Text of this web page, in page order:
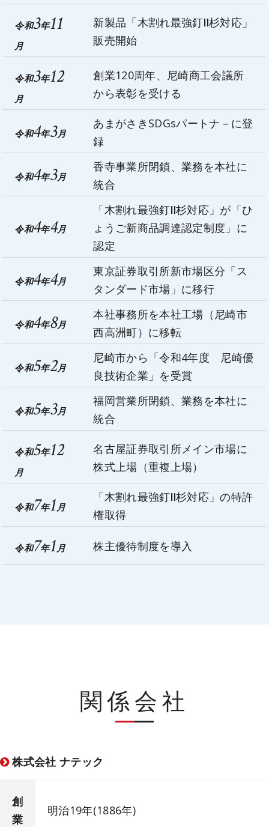
令和3年11
月
新製品「木割れ最強釘Ⅱ杉対応」
販売開始
令和3年12
月
創業120周年、尼崎商工会議所
から表彰を受ける
令和4年3月
あまがさきSDGsパートナ－に登
録
令和4年3月
香寺事業所閉鎖、業務を本社に
統合
令和4年4月
「木割れ最強釘Ⅱ杉対応」が「ひ
ょうご新商品調達認定制度」に
認定
令和4年4月
東京証券取引所新市場区分「ス
タンダード市場」に移行
令和4年8月
本社事務所を本社工場（尼崎市
西高洲町）に移転
令和5年2月
尼崎市から「令和4年度 尼崎優
良技術企業」を受賞
令和5年3月
福岡営業所閉鎖、業務を本社に
統合
令和5年12
月
名古屋証券取引所メイン市場に
株式上場（重複上場）
令和7年1月
「木割れ最強釘Ⅱ杉対応」の特許
権取得
令和7年1月 株主優待制度を導入
関係会社
株式会社 ナテック
創
業
明治19年(1886年)